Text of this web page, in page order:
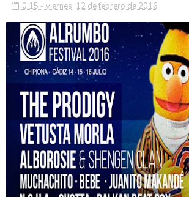
0:15 - viernes, 12 de febrero de 2016